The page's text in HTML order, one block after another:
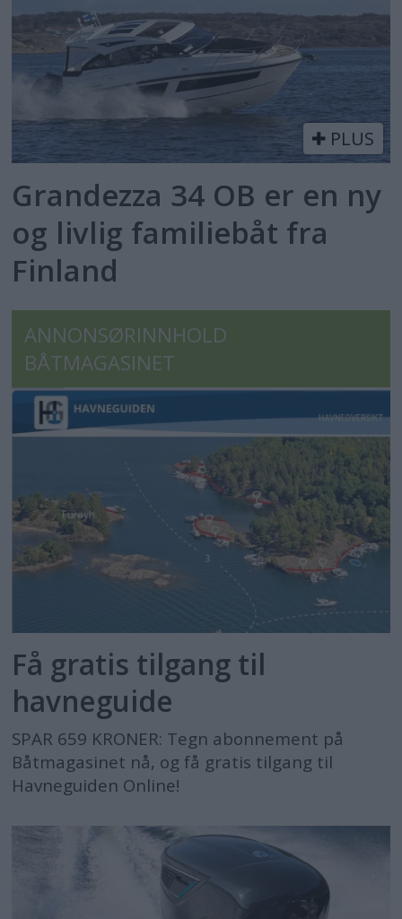
PLUS
Grandezza 34 OB er en ny
og livlig familiebåt fra
Finland
ANNONSØRINNHOLD
BÅTMAGASINET
Få gratis tilgang til
havneguide
SPAR 659 KRONER: Tegn abonnement på
Båtmagasinet nå, og få gratis tilgang til
Havneguiden Online!